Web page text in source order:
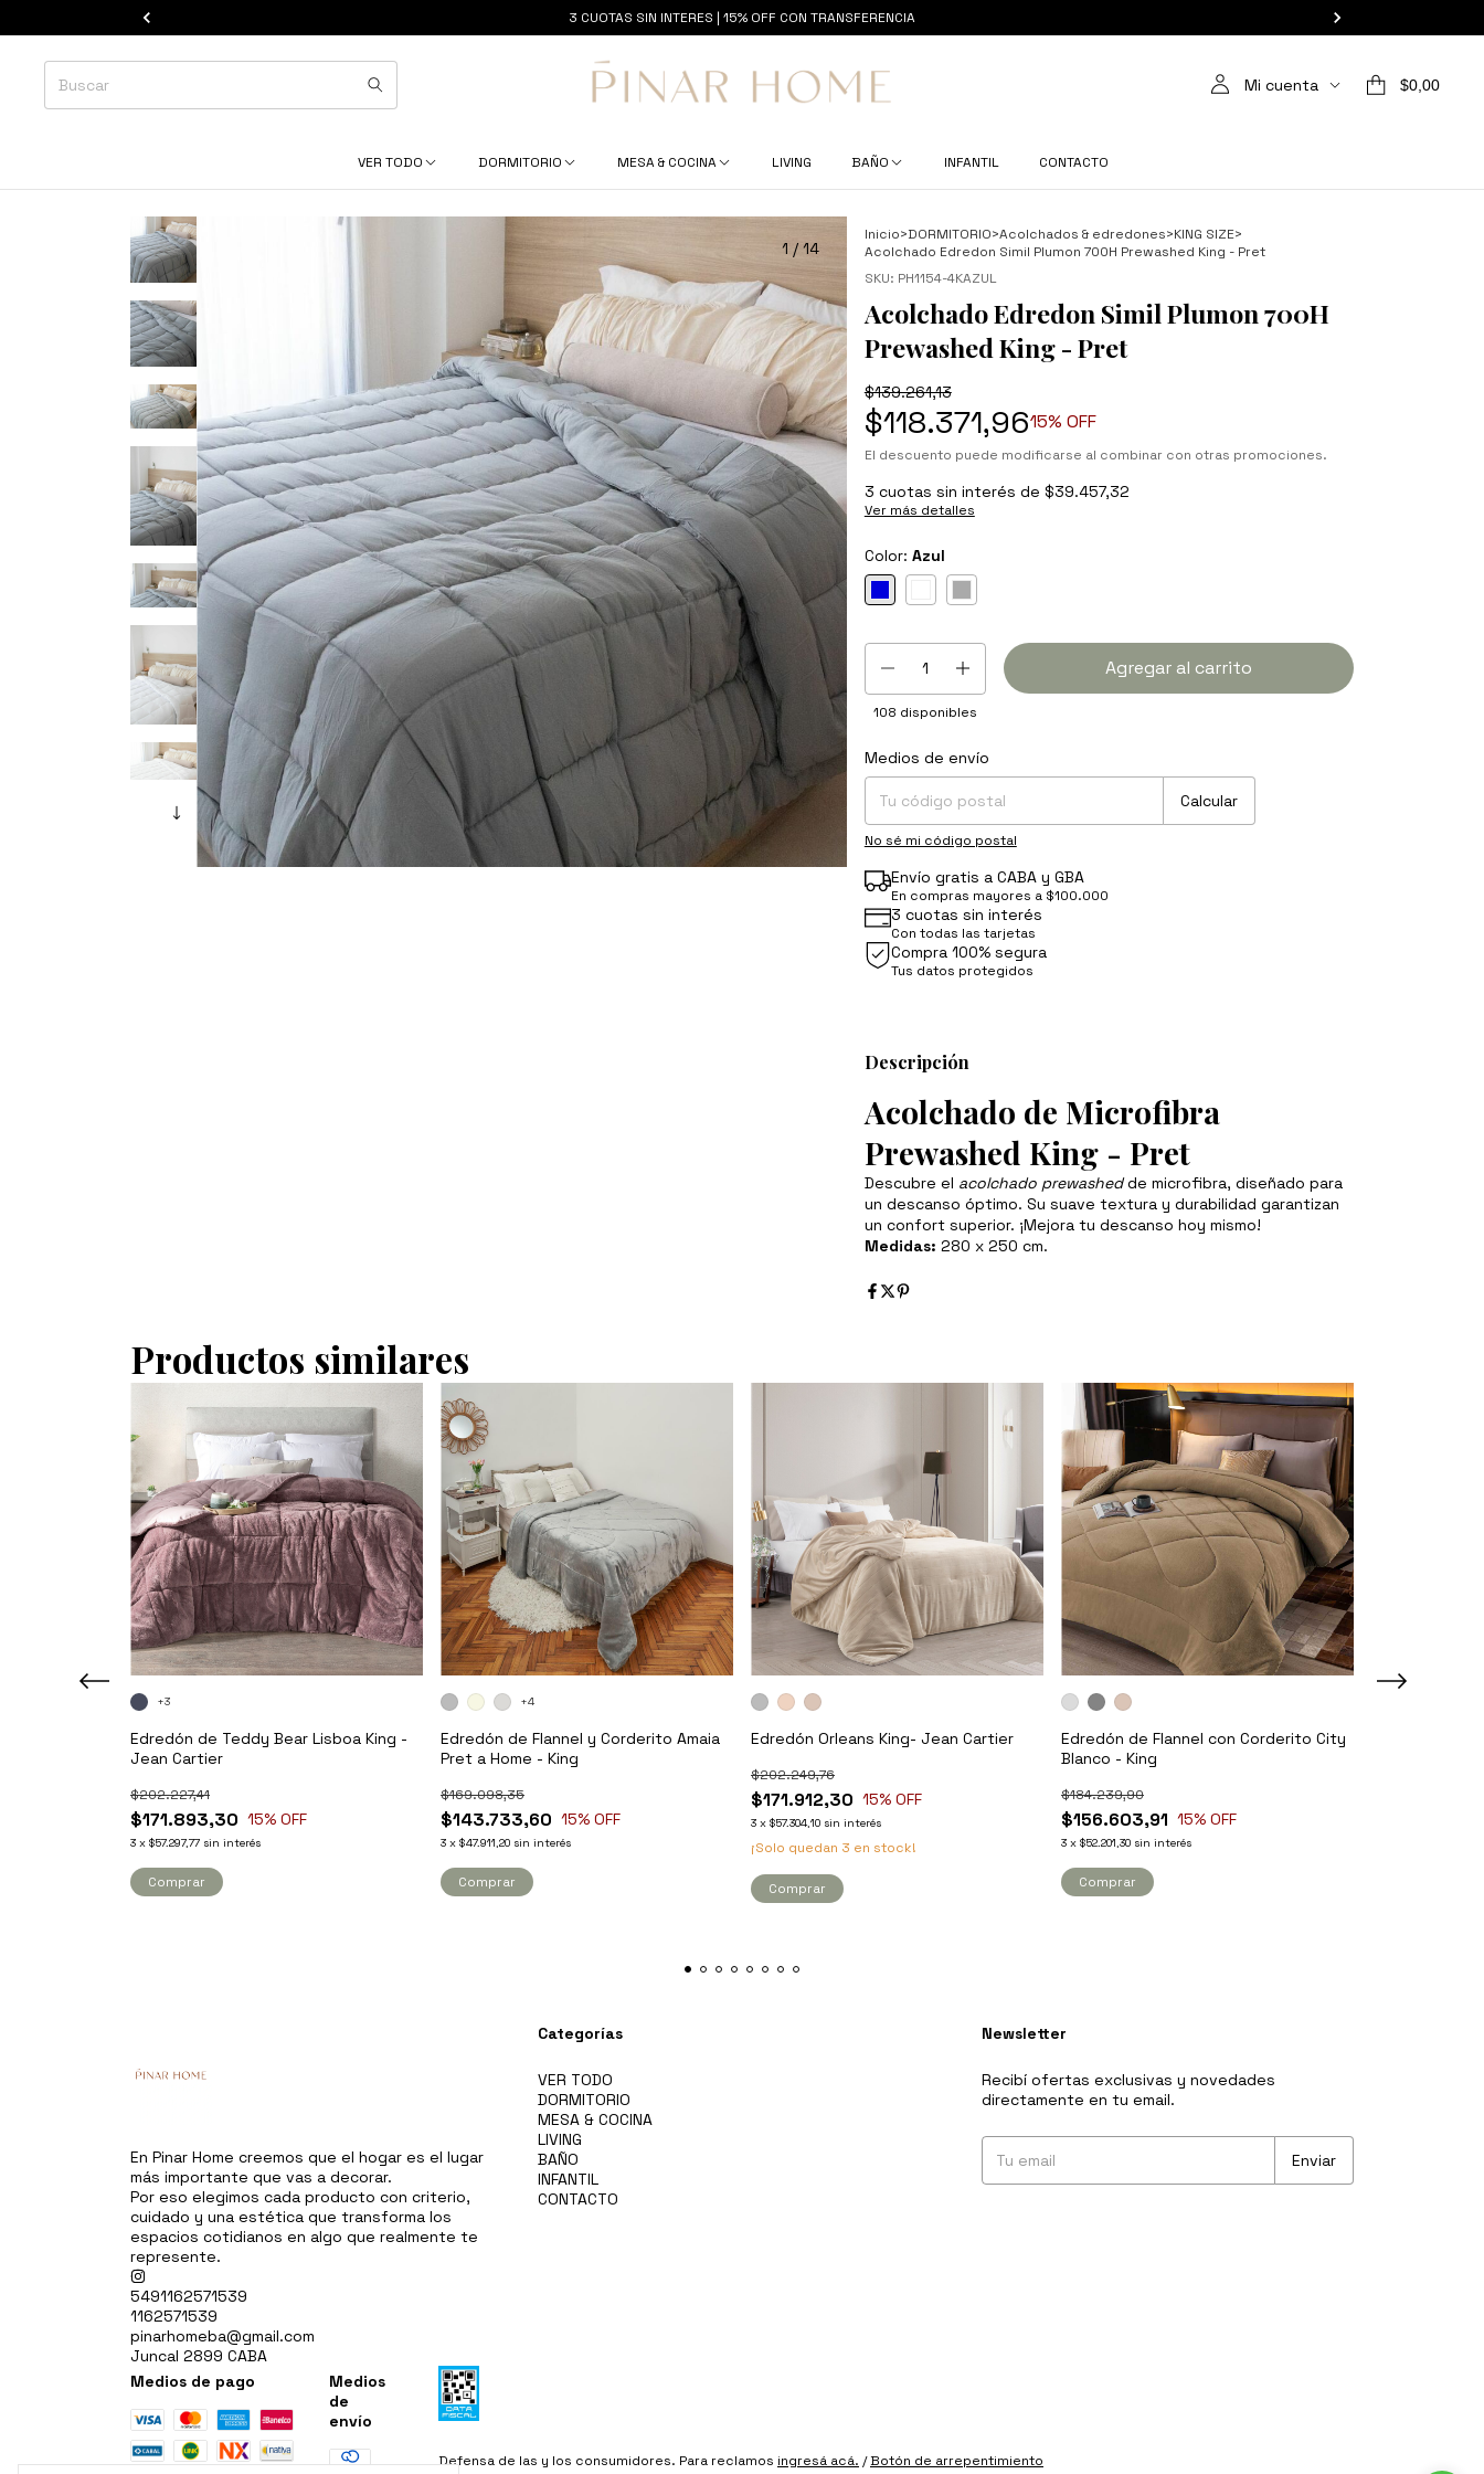
3 CUOTAS SIN INTERES | 15% OFF CON TRANSFERENCIA
Mi cuenta $0,00
VER TODO DORMITORIO MESA & COCINA LIVING BAÑO INFANTIL CONTACTO
1 / 14
Inicio>DORMITORIO>Acolchados & edredones>KING SIZE>
Acolchado Edredon Simil Plumon 700H Prewashed King - Pret
SKU: PH1154-4KAZUL
Acolchado Edredon Simil Plumon 700H
Prewashed King - Pret
$139.261,13
$118.371,9615% OFF
El descuento puede modificarse al combinar con otras promociones.
3 cuotas sin interés de $39.457,32
Ver más detalles
Color: Azul
108 disponibles
Entregas para el CP:
Medios de envío
Calcular
No sé mi código postal
Envío gratis a CABA y GBA
En compras mayores a $100.000
3 cuotas sin interés
Con todas las tarjetas
Compra 100% segura
Tus datos protegidos
Descripción
Acolchado de Microfibra
Prewashed King - Pret
Descubre el acolchado prewashedde microfibra, diseñado para
un descanso óptimo. Su suave textura y durabilidad garantizan
un confort superior. ¡Mejora tu descanso hoy mismo!
Medidas: 280 x 250 cm.
Productos similares
Edredón de Teddy Bear Lisboa King -
Jean Cartier
$171.893,30
$202.227,41
15% OFF
3 x $57.297,77 sin interés
+3
Comprar
Edredón de Flannel y Corderito Amaia
Pret a Home - King
$143.733,60
$169.098,35
15% OFF
3 x $47.911,20 sin interés
+4
Comprar
Edredón Orleans King- Jean Cartier
$171.912,30
$202.249,76
15% OFF
3 x $57.304,10 sin interés
¡Solo quedan 3 en stock!
Comprar
Edredón de Flannel con Corderito City
Blanco - King
$156.603,91
$184.239,90
15% OFF
3 x $52.201,30 sin interés
Comprar
En Pinar Home creemos que el hogar es el lugar
más importante que vas a decorar.
Por eso elegimos cada producto con criterio,
cuidado y una estética que transforma los
espacios cotidianos en algo que realmente te
represente.
5491162571539
1162571539
pinarhomeba@gmail.com
Juncal 2899 CABA
Categorías
VER TODO
DORMITORIO
MESA & COCINA
LIVING
BAÑO
INFANTIL
CONTACTO
Newsletter
Recibí ofertas exclusivas y novedades
directamente en tu email.
Medios de pago
Medios
de
envío
Defensa de las y los consumidores. Para reclamos ingresá acá. /Botón de arrepentimiento